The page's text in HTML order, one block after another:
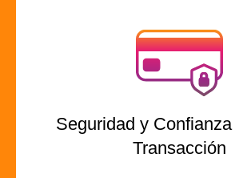
Seguridad y
Transacción